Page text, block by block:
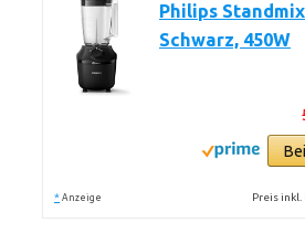
Philips
Schwarz, 450W
* Anzeige Preis inkl.